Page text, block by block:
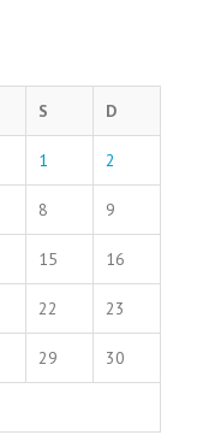
S D
1 2
8 9
15 16
22 23
29 30